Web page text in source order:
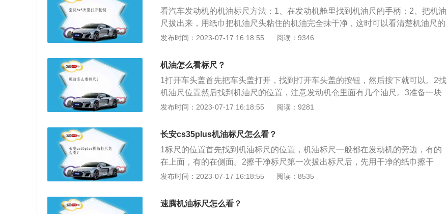
力可供选择。其中1.2T发动机的最大功率85千瓦，峰值扭矩185牛米，传动系统
匹配CVT无级变速箱；1.8L混动系统中的发动机最大功率72千瓦，传动系统匹配
ECVT变速箱。
看汽车发动机的机油标尺方法：1、在发动机舱里找到机油尺的手柄；2、把机油
尺拔出来，用纸巾把机油尺头粘住的机油完全抹干净，这时可以看清楚机油尺的
刻度在哪个位置（通常都有MIN和MAX两个刻度）；3、把擦干净的机油尺插回
机油尺上粘住的机油就可以知道发动机内的机油最高点在哪个位置；5、如果机
油液面的位置处于MIN和MAX的中间位，是最理想的位置，证明发动机里的机油
量很合适。
发布时间：2023-07-17 16:18:55 阅读：9346
机油怎么看标尺？
1打开车头盖首先把车头盖打开，找到打开车头盖的按钮，然后按下就可以。2找
机油尺位置然后找到机油尺的位置，注意发动机仓里面有几个油尺。3准备一块
布测机油的时候要用布擦干净油尺，这样才可以看清楚油尺。4擦干净油尺拨出
完之后请把机油尺上的机油擦干净，保持干净和干燥，然后插回去就可以。
发布时间：2023-07-17 16:18:55 阅读：9281
长安cs35plus机油标尺怎么看？
1标尺的位置首先找到机油标尺的位置，机油标尺一般都在发动机的旁边，有的
在上面，有的在侧面。2擦干净标尺第一次拔出标尺后，先用干净的纸巾擦干
净，然后再插进去。3查看油量第二次拔出机油标尺，即可查看标尺上的油量。
发布时间：2023-07-17 16:18:55 阅读：8535
速腾机油标尺怎么看？